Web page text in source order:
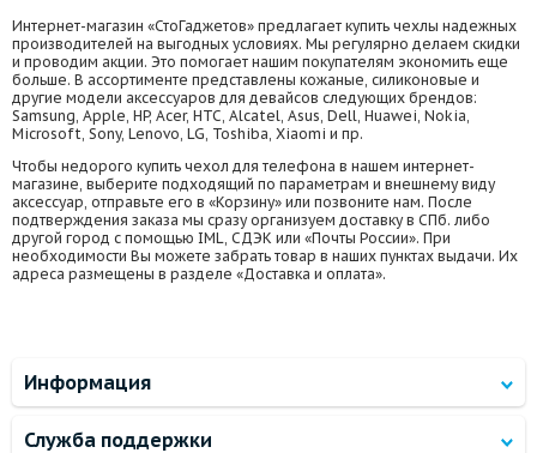
Интернет-магазин «СтоГаджетов» предлагает купить чехлы надежных
производителей на выгодных условиях. Мы регулярно делаем скидки
и проводим акции. Это помогает нашим покупателям экономить еще
больше. В ассортименте представлены кожаные, силиконовые и
другие модели аксессуаров для девайсов следующих брендов:
Samsung, Apple, HP, Acer, HTC, Alcatel, Asus, Dell, Huawei, Nokia,
Microsoft, Sony, Lenovo, LG, Toshiba, Xiaomi и пр.
Чтобы недорого купить чехол для телефона в нашем интернет-
магазине, выберите подходящий по параметрам и внешнему виду
аксессуар, отправьте его в «Корзину» или позвоните нам. После
подтверждения заказа мы сразу организуем доставку в СПб. либо
другой город с помощью IML, СДЭК или «Почты России». При
необходимости Вы можете забрать товар в наших пунктах выдачи. Их
адреса размещены в разделе «Доставка и оплата».
Информация
Служба поддержки